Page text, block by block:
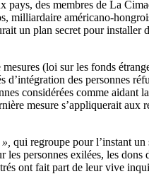
des membres de La
milliardaire américano-
un plan secret pour
(loi sur les fonds
des personnes
considérées comme aidant
mesure s’appliquerait aux
qui regroupe pour l’instant un
personnes exilées, les dons
ont fait part de leur vive